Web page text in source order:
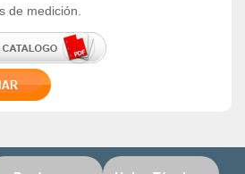
de medición.